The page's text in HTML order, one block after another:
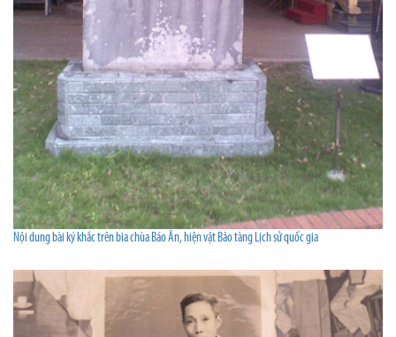
Nội dung bài ký khắc trên bia chùa Báo Ân, hiện vật Bảo tàng Lịch sử quốc gia